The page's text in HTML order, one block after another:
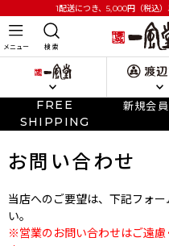
1配送につき、5,000円 （税込
メニュー 検 索
FREE
SHIPPING
新規会
お問い合わせ
当店へのご要望は、下記フォ
い。
※営業のお問い合わせはご遠